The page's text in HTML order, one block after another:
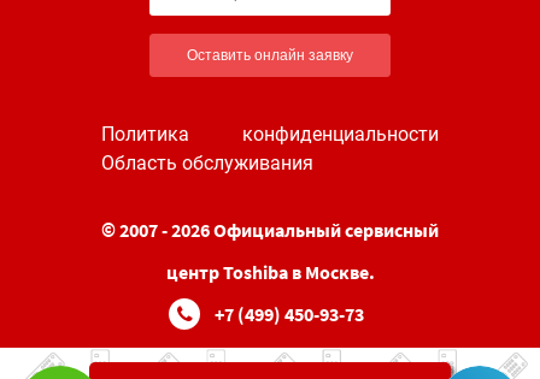
Оставить онлайн заявку
Политика конфиденциальности
Область обслуживания
© 2007 - 2026 Официальный сервисный
центр Toshiba в Москве.
+7 (499) 450-93-73